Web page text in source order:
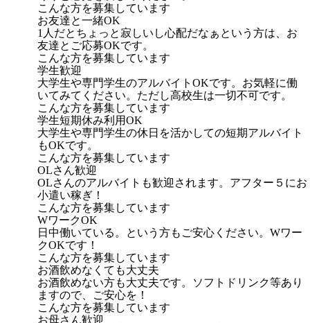
こんな方を募集しています
お友達と一緒OK
1人だとちょっと寂しいし心配だなぁという方は、お
友達とご応募OKです。
こんな方を募集しています
学生歓迎
大学生や専門学生のアルバイトOKです。お気軽に働
いてみてください。ただし高校生は一切不可です。
こんな方を募集しています
学生短期休み利用OK
大学生や専門学生の休日を活かしての短期アルバイト
もOKです。
こんな方を募集しています
OLさん歓迎
OLさんのアルバイトも歓迎されます。アフター５にお
小遣い稼ぎ！
こんな方を募集しています
WワークOK
日中働いている。という方もご安心ください。Wワー
クOKです！
こんな方を募集しています
お酒飲めなくても大丈夫
お酒飲めない方も大丈夫です。ソフトドリンク等あり
ますので、ご安心を！
こんな方を募集しています
お母さん歓迎